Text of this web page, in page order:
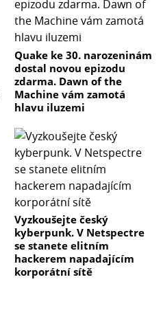
Quake ke 30. narozeninám
dostal novou epizodu
zdarma. Dawn of the
Machine vám zamotá
hlavu iluzemi
Vyzkoušejte český
kyberpunk. V Netspectre
se stanete elitním
hackerem napadajícím
korporátní sítě